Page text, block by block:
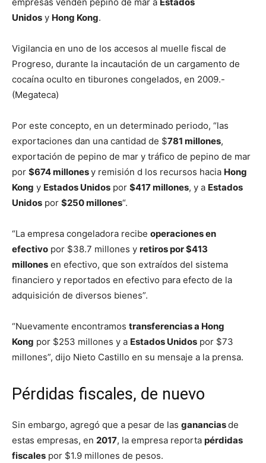
Unidos y Hong Kong.
Vigilancia en uno de los accesos al muelle fiscal de
Progreso, durante la incautación de un cargamento de
cocaína oculto en tiburones congelados, en 2009.-
(Megateca)
Por este concepto, en un determinado periodo, “las
exportaciones dan una cantidad de $781 millones,
exportación de pepino de mar y tráfico de pepino de mar
por $674 millonesy remisión d los recursos hacia Hong
Kong y Estados Unidos por $417 millones, y a Estados
Unidos por $250 millones“.
“La empresa congeladora recibe operaciones en
efectivo por $38.7 millones y retiros por $413
millones en efectivo, que son extraídos del sistema
financiero y reportados en efectivo para efecto de la
adquisición de diversos bienes”.
“Nuevamente encontramos transferencias a Hong
Kong por $253 millones y a Estados Unidos por $73
millones”, dijo Nieto Castillo en su mensaje a la prensa.
Pérdidas fiscales, de nuevo
Sin embargo, agregó que a pesar de las gananciasde
estas empresas, en 2017, la empresa reporta pérdidas
fiscales por $1.9 millones de pesos.